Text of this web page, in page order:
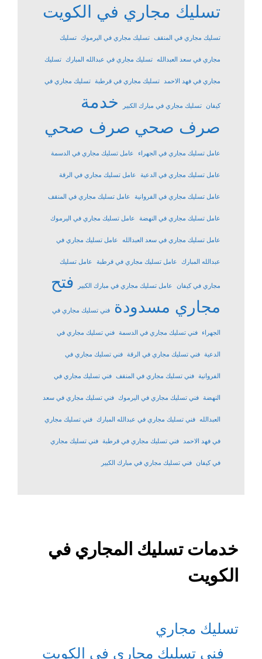
تسليك مجاري في الكويت
تسليك مجاري في المنقف تسليك مجاري في اليرموك تسليك
مجاري في سعد العبدالله تسليك مجاري في عبدالله المبارك تسليك
مجاري في فهد الاحمد تسليك مجاري في قرطبة تسليك مجاري في
كيفان تسليك مجاري في مبارك الكبير
خدمة
صرف صحي صرف صحي
عامل تسليك مجاري في الجهراء عامل تسليك مجاري في الدسمة
عامل تسليك مجاري في الدعية عامل تسليك مجاري في الرقة
عامل تسليك مجاري في الفروانية عامل تسليك مجاري في المنقف
عامل تسليك مجاري في النهضة عامل تسليك مجاري في اليرموك
عامل تسليك مجاري في سعد العبدالله عامل تسليك مجاري في
عبدالله المبارك عامل تسليك مجاري في قرطبة عامل تسليك
مجاري في كيفان عامل تسليك مجاري في مبارك الكبير
فتح
مجاري مسدودة
فني تسليك مجاري في
الجهراء فني تسليك مجاري في الدسمة فني تسليك مجاري في
الدعية فني تسليك مجاري في الرقة فني تسليك مجاري في
الفروانية فني تسليك مجاري في المنقف فني تسليك مجاري في
النهضة فني تسليك مجاري في اليرموك فني تسليك مجاري في سعد
العبدالله فني تسليك مجاري في عبدالله المبارك فني تسليك مجاري
في فهد الاحمد فني تسليك مجاري في قرطبة فني تسليك مجاري
في كيفان فني تسليك مجاري في مبارك الكبير
خدمات تسليك المجاري في
الكويت
تسليك مجاري
فني تسليك مجاري في الكويت